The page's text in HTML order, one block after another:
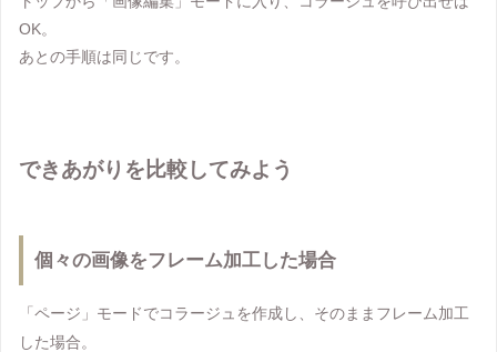
OK。
あとの手順は同じです。
できあがりを比較してみよう
個々の画像をフレーム加工した場合
「ページ」モードでコラージュを作成し、そのままフレーム加工
した場合。